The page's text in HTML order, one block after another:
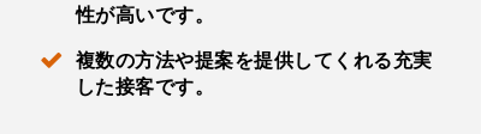
性が高いです。
複数の方法や提案を提供してくれる充実
した接客です。